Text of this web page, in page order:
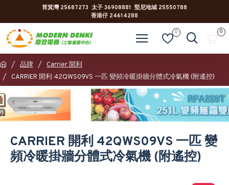
筲箕灣 25687273 太子 36908881 堅尼地城 25550788
香港仔 24614288
0 0
品牌
Carrier 開利
CARRIER 開利 42QWS09VS 一匹 變頻冷暖掛牆分體式冷氣機 (附遙控)
CARRIER 開利 42QWS09VS 一匹 變
頻冷暖掛牆分體式冷氣機 (附遙控)